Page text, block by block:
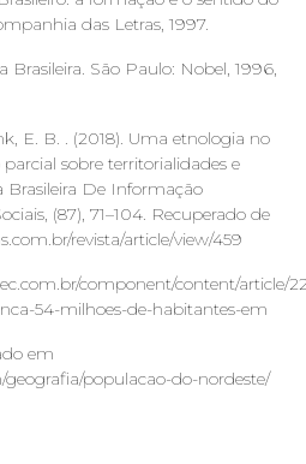
das Letras, 1997.
São Paulo: Nobel, 1996,
E. B. . (2018). Uma etnologia no
sobre territorialidades e
Brasileira De Informação
(87), 71–104. Recuperado de
revista/article/view/459
component/content/article/
54-milhoes-de-habitantes-em
em
populacao-do-nordeste/